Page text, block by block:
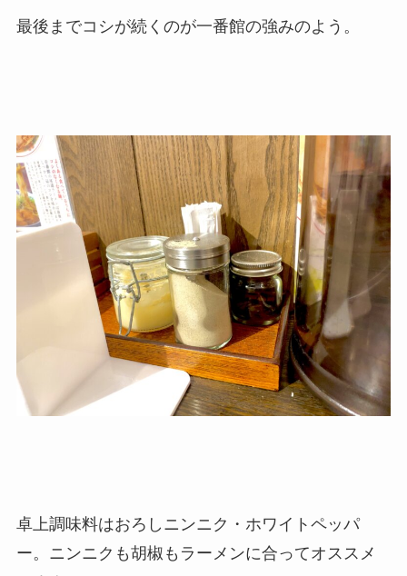
最後までコシが続くのが一番館の強みのよう。
卓上調味料はおろしニンニク・ホワイトペッパ
ー。ニンニクも胡椒もラーメンに合ってオススメ